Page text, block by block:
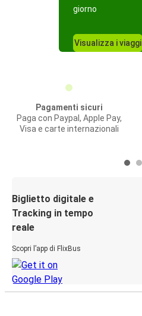
giorno
Visualizza i viaggi
Pagamenti sicuri
Paga con Paypal, Apple Pay,
Visa e carte internazionali
Biglietto digitale e
Tracking in tempo
reale
Scopri l’app di FlixBus